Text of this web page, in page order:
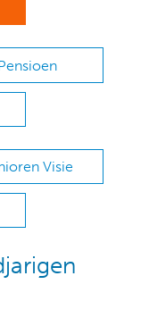
Visie